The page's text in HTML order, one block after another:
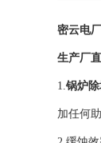
密云电
生产厂
1.锅炉除
加任何